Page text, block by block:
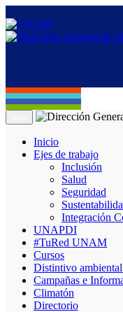
Inicio
Ejes de trabajo
Inclusión
Salud
Seguridad
Integración
UNAPDI
#TuRed UNAM
Cursos
Distintivo
Campañas e
Climatón
Directorio